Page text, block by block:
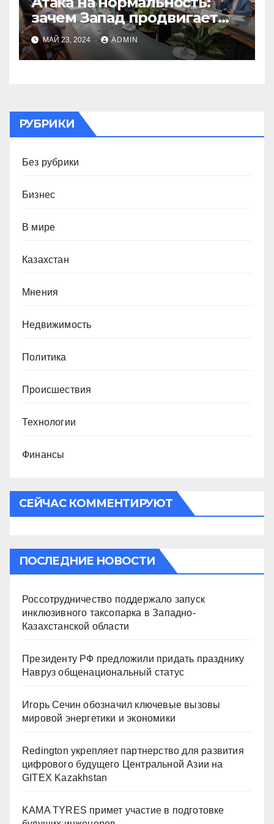
зачем Запад продвигает
«культуру отмены»
МАЙ 23, 2024 ADMIN
РУБРИКИ
Без рубрики
Бизнес
В мире
Казахстан
Мнения
Недвижимость
Политика
Происшествия
Технологии
Финансы
СЕЙЧАС КОММЕНТИРУЮТ
ПОСЛЕДНИЕ НОВОСТИ
Россотрудничество поддержало запуск
инклюзивного таксопарка в Западно-
Казахстанской области
Президенту РФ предложили придать празднику
Навруз общенациональный статус
Игорь Сечин обозначил ключевые вызовы
мировой энергетики и экономики
Redington укрепляет партнерство для развития
цифрового будущего Центральной Азии на
GITEX Kazakhstan
KAMA TYRES примет участие в подготовке